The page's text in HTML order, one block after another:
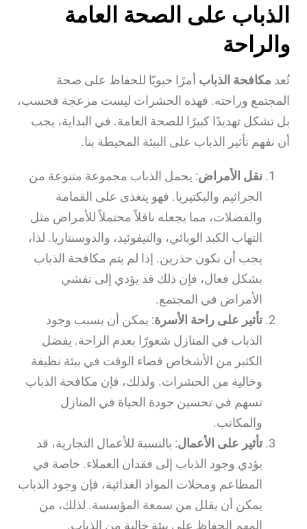
الذباب على الصحة العامة
والراحة
تُعد مكافحة الذباب أمرًا حيويًا للحفاظ على صحة
المجتمع وراحته. فهذه الحشرات ليست مزعجة فحسب،
بل تشكل تهديدًا كبيرًا للصحة العامة. في البداية، يجب
أن نفهم تأثير الذباب على البيئة المحيطة بنا.
نقل الأمراض: يحمل الذباب مجموعة متنوعة من
الجراثيم والبكتيريا. فهو يتغذى على القمامة
والفضلات، مما يجعله ناقلاً محتملاً للأمراض مثل
التهاب الكبد الوبائي، والتيفوئيد، والدوسنتاريا. لذا،
يجب أن نكون حذرين. إذا لم يتم مكافحة الذباب
بشكل فعال، فإن ذلك قد يؤدي إلى تفشي
الأمراض في المجتمع.
تأثير على راحة الأسرة: يمكن أن يسبب وجود
الذباب في المنازل شعورًا بعدم الراحة. يفضل
الكثير من الأشخاص قضاء الوقت في بيئة نظيفة
وخالية من الحشرات. ولذلك، فإن مكافحة الذباب
تسهم في تحسين جودة الحياة في المنازل
والمكاتب.
تأثير على الأعمال: بالنسبة للأعمال التجارية، قد
يؤدي وجود الذباب إلى فقدان العملاء. خاصة في
المطاعم ومحلات المواد الغذائية، فإن وجود الذباب
يمكن أن يقلل من سمعة المؤسسة. لذلك، من
المهم الحفاظ على بيئة خالية من الذباب.